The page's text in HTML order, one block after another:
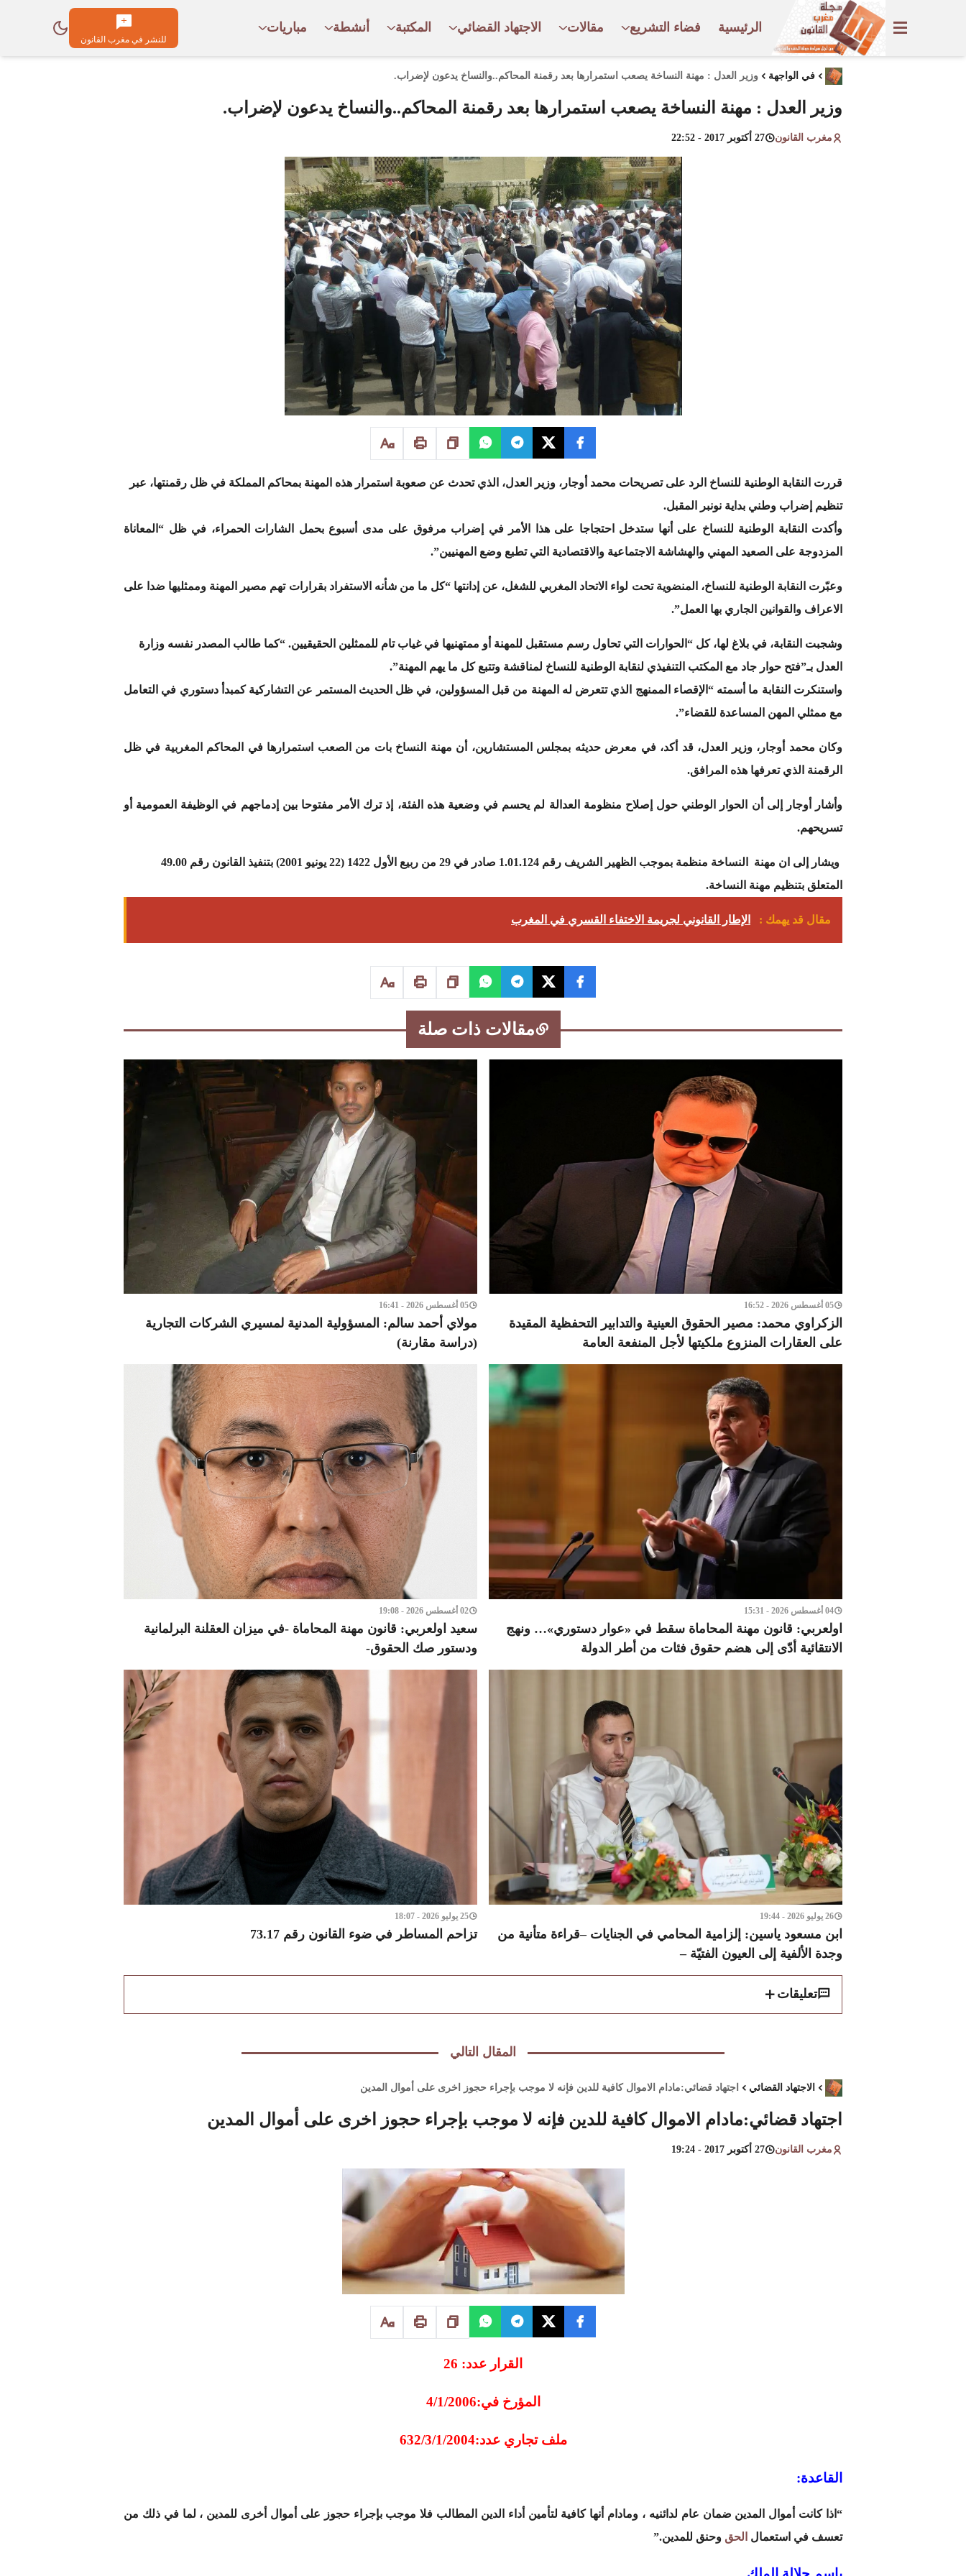
الرئيسية فضاء التشريع مقالات الاجتهاد القضائي المكتبة أنشطة مباريات
للنشر في مغرب القانون
في الواجهة وزير العدل : مهنة النساخة يصعب استمرارها بعد رقمنة المحاكم..والنساخ يدعون لإضراب.
وزير العدل : مهنة النساخة يصعب استمرارها بعد رقمنة المحاكم..والنساخ يدعون لإضراب.
مغرب القانون 27 أكتوبر 2017 - 22:52
قررت النقابة الوطنية للنساخ الرد على تصريحات محمد أوجار، وزير العدل، الذي تحدث عن صعوبة استمرار هذه المهنة بمحاكم المملكة في ظل رقمنتها، عبر
تنظيم إضراب وطني بداية نونبر المقبل.
وأكدت النقابة الوطنية للنساخ على أنها ستدخل احتجاجا على هذا الأمر في إضراب مرفوق على مدى أسبوع بحمل الشارات الحمراء، في ظل “المعاناة
المزدوجة على الصعيد المهني والهشاشة الاجتماعية والاقتصادية التي تطبع وضع المهنيين”.
وعبّرت النقابة الوطنية للنساخ، المنضوية تحت لواء الاتحاد المغربي للشغل، عن إدانتها “كل ما من شأنه الاستفراد بقرارات تهم مصير المهنة وممثليها ضدا على
الاعراف والقوانين الجاري بها العمل”.
وشجبت النقابة، في بلاغ لها، كل “الحوارات التي تحاول رسم مستقبل للمهنة أو ممتهنيها في غياب تام للممثلين الحقيقيين. “كما طالب المصدر نفسه وزارة
العدل بـ”فتح حوار جاد مع المكتب التنفيذي لنقابة الوطنية للنساخ لمناقشة وتتبع كل ما يهم المهنة”.
واستنكرت النقابة ما أسمته “الإقصاء الممنهج الذي تتعرض له المهنة من قبل المسؤولين، في ظل الحديث المستمر عن التشاركية كمبدأ دستوري في التعامل
مع ممثلي المهن المساعدة للقضاء”.
وكان محمد أوجار، وزير العدل، قد أكد، في معرض حديثه بمجلس المستشارين، أن مهنة النساخ بات من الصعب استمرارها في المحاكم المغربية في ظل
الرقمنة الذي تعرفها هذه المرافق.
وأشار أوجار إلى أن الحوار الوطني حول إصلاح منظومة العدالة لم يحسم في وضعية هذه الفئة، إذ ترك الأمر مفتوحا بين إدماجهم في الوظيفة العمومية أو
تسريحهم.
ويشار إلى ان مهنة النساخة منظمة بموجب الظهير
الشريف رقم 1.01.124 صادر في 29 من ربيع الأول 1422 (22 يونيو 2001) بتنفيذ القانون رقم 49.00
المتعلق بتنظيم مهنة النساخة.
مقال قد يهمك : الإطار القانوني لجريمة الاختفاء القسري في المغرب
مقالات ذات صلة
05 أغسطس 2026 - 16:52
الزكراوي محمد: مصير الحقوق العينية والتدابير التحفظية المقيدة
على العقارات المنزوع ملكيتها لأجل المنفعة العامة
05 أغسطس 2026 - 16:41
مولاي أحمد سالم: المسؤولية المدنية لمسيري الشركات التجارية
(دراسة مقارنة)
04 أغسطس 2026 - 15:31
اولعربي: قانون مهنة المحاماة سقط في «عوار دستوري»… ونهج
الانتقائية أدّى إلى هضم حقوق فئات من أطر الدولة
02 أغسطس 2026 - 19:08
سعيد اولعربي: قانون مهنة المحاماة -في ميزان العقلنة البرلمانية
ودستور صك الحقوق-
26 يوليو 2026 - 19:44
ابن مسعود ياسين: إلزامية المحامي في الجنايات –قراءة متأنية من
وجدة الألفية إلى العيون الفتيّة –
25 يوليو 2026 - 18:07
تزاحم المساطر في ضوء القانون رقم 73.17
تعليقات
المقال التالي
الاجتهاد القضائي اجتهاد قضائي:مادام الاموال كافية للدين فإنه لا موجب بإجراء حجوز اخرى على أموال المدين
اجتهاد قضائي:مادام الاموال كافية للدين فإنه لا موجب بإجراء حجوز اخرى على أموال المدين
مغرب القانون 27 أكتوبر 2017 - 19:24
القرار عدد: 26
المؤرخ في:4/1/2006
ملف تجاري عدد:632/3/1/2004
القاعدة:
“اذا كانت أموال المدين ضمان عام لدائنيه ، ومادام أنها كافية لتأمين أداء الدين المطالب فلا موجب بإجراء حجوز على أموال أخرى للمدين ، لما في ذلك من
تعسف في استعمال الحق وحنق للمدين.”